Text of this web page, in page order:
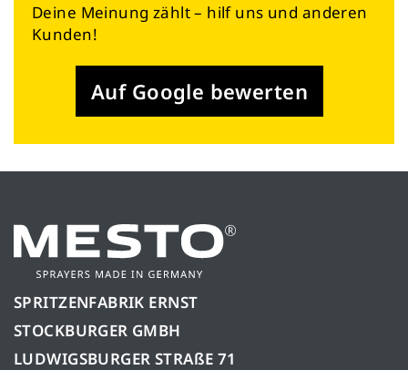
Deine Meinung zählt – hilf uns und anderen
Kunden!
Auf Google bewerten
SPRITZENFABRIK ERNST
STOCKBURGER GMBH
LUDWIGSBURGER STRAßE 71